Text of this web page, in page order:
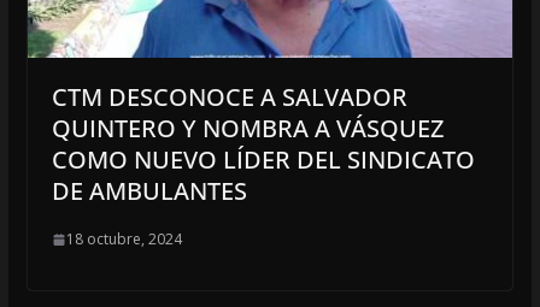
CTM DESCONOCE A SALVADOR
QUINTERO Y NOMBRA A VÁSQUEZ
COMO NUEVO LÍDER DEL SINDICATO
DE AMBULANTES
18 octubre, 2024